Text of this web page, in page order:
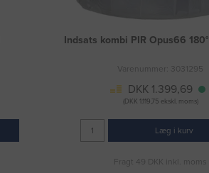
Indsats kombi PIR Opus66
Varenummer: 3031295
DKK 1.399,69
(DKK 1.119,75 ekskl. moms)
Læg i kurv
Fragt 49 DKK inkl. moms